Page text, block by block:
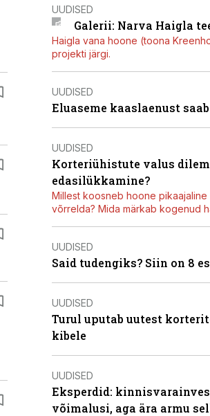
UUDISED
Galerii: Narva Haigla
Haigla vana hoone (toona
projekti järgi.
UUDISED
Eluaseme kaaslaenust
UUDISED
Korteriühistute valus
edasilükkamine?
Millest koosneb hoone
võrrelda? Mida märkab kogenud
UUDISED
Said tudengiks? Siin on 8
UUDISED
Turul uputab uutest
kibele
UUDISED
Eksperdid:
võimalusi, aga ära armu